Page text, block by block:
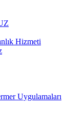
Hizmeti
Uygulamaları